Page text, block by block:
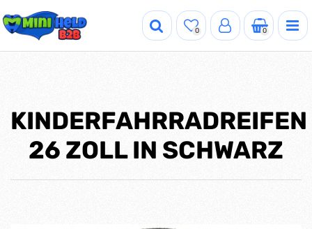
0 0
KINDERFAHRRADREIFEN
26 ZOLL IN SCHWARZ